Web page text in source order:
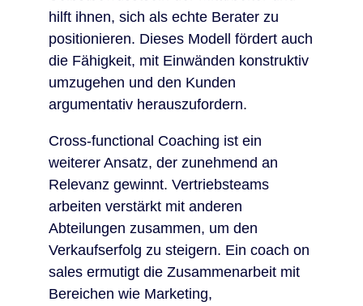
hilft ihnen, sich als echte Berater zu
positionieren. Dieses Modell fördert auch
die Fähigkeit, mit Einwänden konstruktiv
umzugehen und den Kunden
argumentativ herauszufordern.
Cross-functional Coaching ist ein
weiterer Ansatz, der zunehmend an
Relevanz gewinnt. Vertriebsteams
arbeiten verstärkt mit anderen
Abteilungen zusammen, um den
Verkaufserfolg zu steigern. Ein coach on
sales ermutigt die Zusammenarbeit mit
Bereichen wie Marketing,